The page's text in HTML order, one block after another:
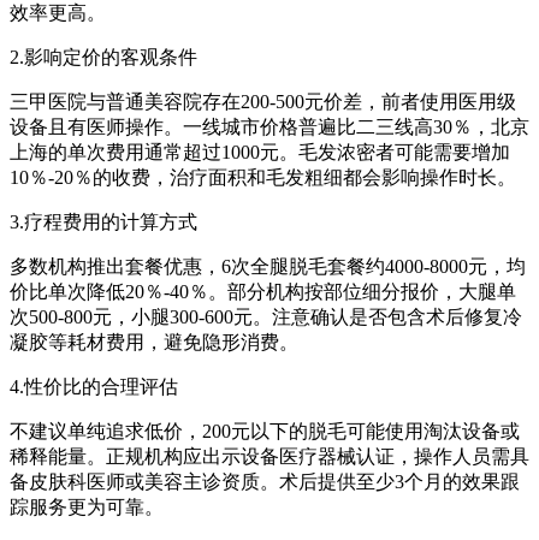
效率更高。
2.影响定价的客观条件
三甲医院与普通美容院存在200-500元价差，前者使用医用级
设备且有医师操作。一线城市价格普遍比二三线高30％，北京
上海的单次费用通常超过1000元。毛发浓密者可能需要增加
10％-20％的收费，治疗面积和毛发粗细都会影响操作时长。
3.疗程费用的计算方式
多数机构推出套餐优惠，6次全腿脱毛套餐约4000-8000元，均
价比单次降低20％-40％。部分机构按部位细分报价，大腿单
次500-800元，小腿300-600元。注意确认是否包含术后修复冷
凝胶等耗材费用，避免隐形消费。
4.性价比的合理评估
不建议单纯追求低价，200元以下的脱毛可能使用淘汰设备或
稀释能量。正规机构应出示设备医疗器械认证，操作人员需具
备皮肤科医师或美容主诊资质。术后提供至少3个月的效果跟
踪服务更为可靠。